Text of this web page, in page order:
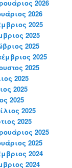
2026
2026
2025
2025
2025
2025
2025
2025
2025
2025
2025
2025
2025
2025
2024
2024